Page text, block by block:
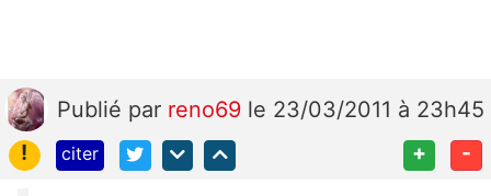
Publié par reno69 le 23/03/2011 à 23h45
!
citer + -